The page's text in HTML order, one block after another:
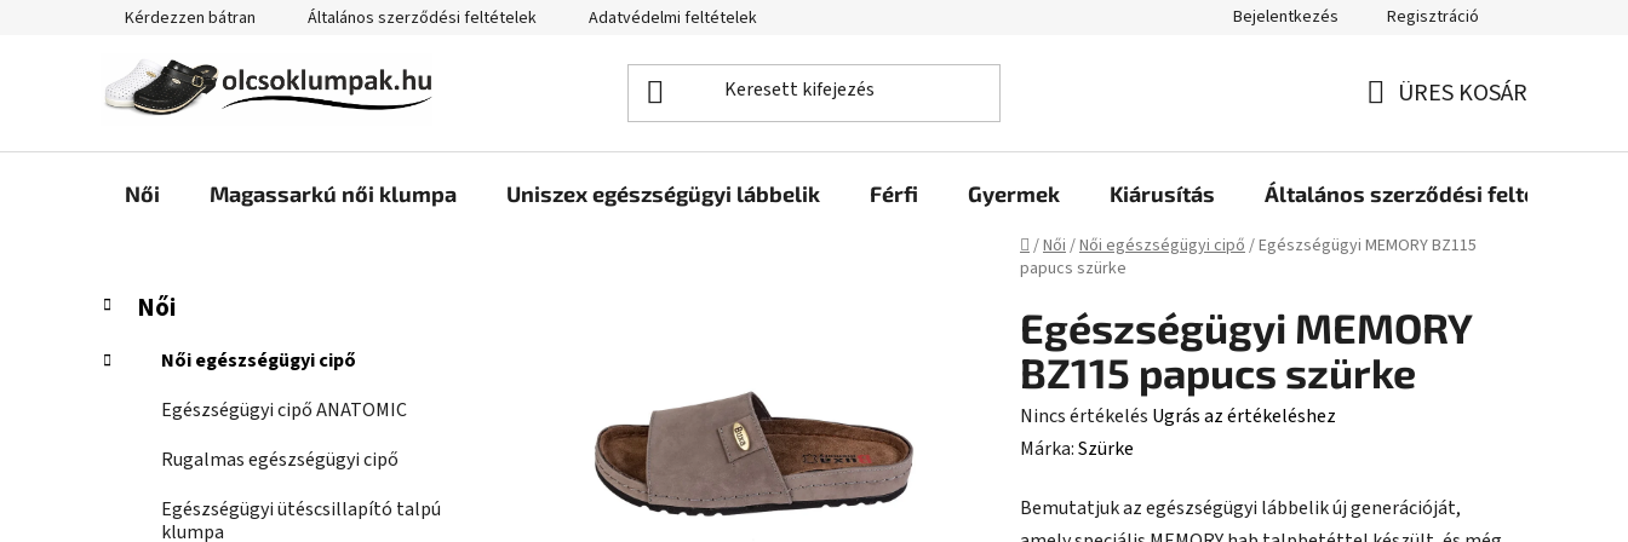
tartalomhoz
Kérdezzen bátran Általános szerződési feltételek Adatvédelmi feltételek Bejelentkezés Regisztráció
ÜRES KOSÁR
Női Magassarkú női klumpa Uniszex egészségügyi lábbelik Férfi Gyermek Kiárusítás Általános szerződési feltételek
Kezdőlap
/Női/Női egészségügyi cipő/Egészségügyi MEMORY BZ115
papucs szürke
O
d
Kategóriák
átugrása
K
a
t
e
Női
Női egészségügyi cipő
Egészségügyi cipő ANATOMIC
Rugalmas egészségügyi cipő
Egészségügyi ütéscsillapító talpú
klumpa
Egészségügyi MEMORY
BZ115 papucs szürke
A
termék
értékelése
Nincs értékelés Ugrás az értékeléshez
Márka:Szürke
Bemutatjuk az egészségügyi lábbelik új generációját,